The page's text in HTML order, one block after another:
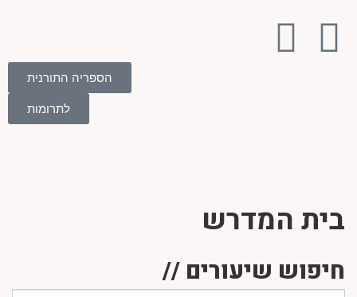
הספריה התורנית
לתרומות
בית המדרש
חיפוש שיעורים //